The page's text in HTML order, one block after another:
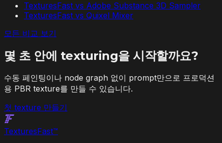
TexturesFast vs Adobe Substance 3D Sampler
TexturesFast vs Quixel Mixer
모든 비교 보기
몇 초 안에 texturing을 시작할까요?
수동 페인팅이나 node graph 없이 prompt만으로 프로덕션
용 PBR texture를 만들 수 있습니다.
첫 texture 만들기
TexturesFast™